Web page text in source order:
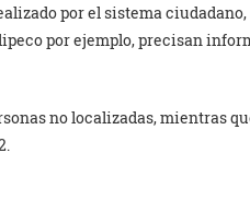
por el sistema
por ejemplo, precisan
no localizadas, mientras